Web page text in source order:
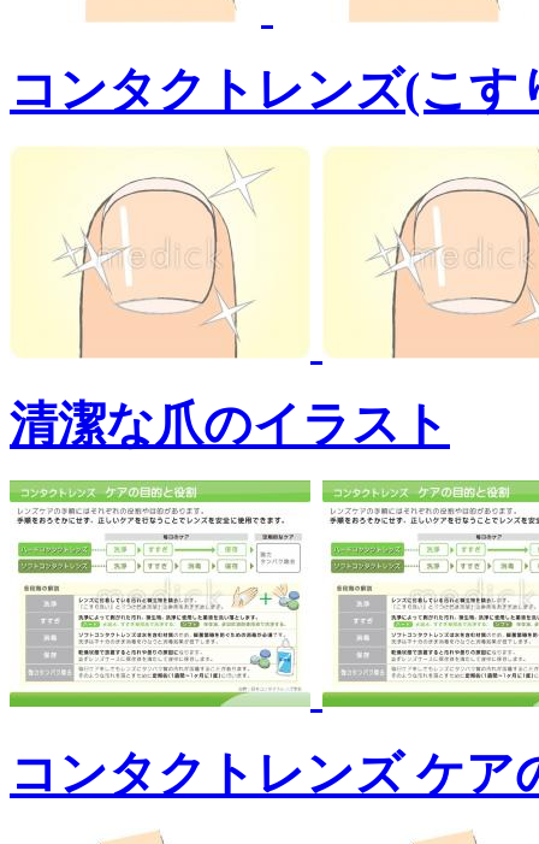
コンタクトレンズ(こ
清潔な爪のイラスト
コンタクトレンズ ケア